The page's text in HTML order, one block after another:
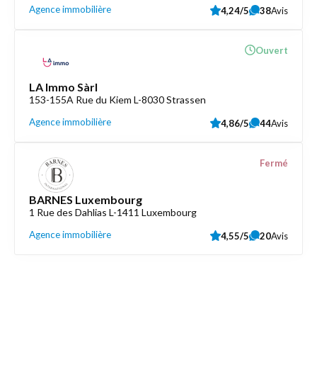
Agence immobilière 4,24/5 38Avis
LA Immo Sàrl
153-155A Rue du Kiem L-8030 Strassen
Agence immobilière
Ouvert
4,86/5 44Avis
BARNES Luxembourg
1 Rue des Dahlias L-1411 Luxembourg
Agence immobilière
Fermé
4,55/5 20Avis